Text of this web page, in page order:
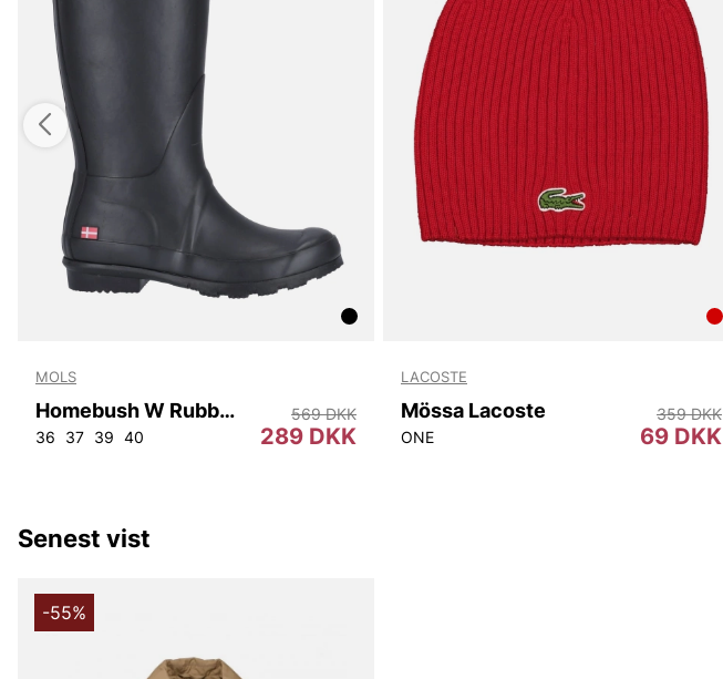
MOLS
Homebush W Rubber Boot
36 37 39 40 289 DKK
569 DKK
LACOSTE
Mössa Lacoste
ONE 69 DKK
359 DKK
Senest vist
-55%